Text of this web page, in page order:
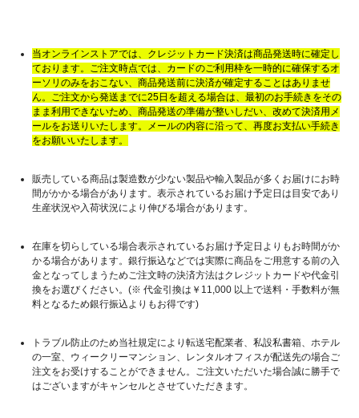
当オンラインストアでは、クレジットカード決済は商品発送時に確定し
ております。ご注文時点では、カードのご利用枠を一時的に確保するオ
ーソリのみをおこない、商品発送前に決済が確定することはありませ
ん。ご注文から発送までに25日を超える場合は、最初のお手続きをその
まま利用できないため、商品発送の準備が整いしだい、改めて決済用メ
ールをお送りいたします。メールの内容に沿って、再度お支払い手続き
をお願いいたします。
販売している商品は製造数が少ない製品や輸入製品が多くお届けにお時
間がかかる場合があります。表示されているお届け予定日は目安であり
生産状況や入荷状況により伸びる場合があります。
在庫を切らしている場合表示されているお届け予定日よりもお時間がか
かる場合があります。銀行振込などでは実際に商品をご用意する前の入
金となってしまうためご注文時の決済方法はクレジットカードや代金引
換をお選びください。(※ 代金引換は￥11,000 以上で送料・手数料が無
料となるため銀行振込よりもお得です)
トラブル防止のため当社規定により転送宅配業者、私設私書箱、ホテル
の一室、ウィークリーマンション、レンタルオフィスが配送先の場合ご
注文をお受けすることができません。ご注文いただいた場合誠に勝手で
はございますがキャンセルとさせていただきます。